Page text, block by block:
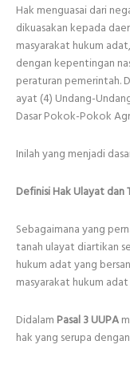
Hak menguasai dari
dikuasakan kepada
masyarakat hukum
dengan kepentingan
peraturan pemerintah.
ayat (4) Undang-
Dasar Pokok-Pokok
Inilah yang menjadi
Definisi Hak Ulayat dan
Sebagaimana yang
tanah ulayat diartikan
hukum adat yang
masyarakat hukum
Didalam Pasal 3 UUPA
hak yang serupa